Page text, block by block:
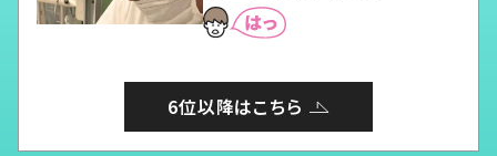
6位以降はこちら